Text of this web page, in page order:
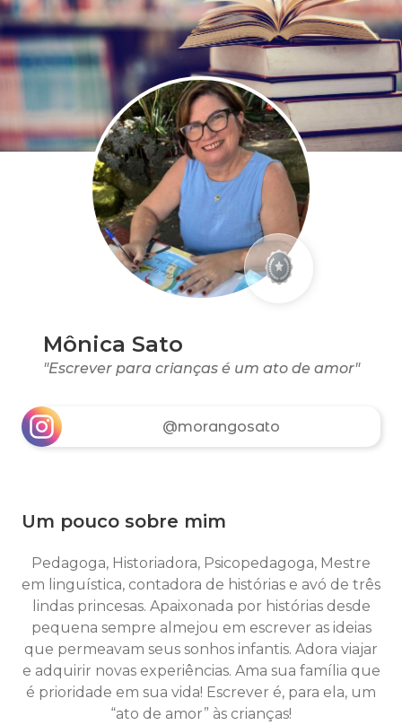
Mônica Sato
"Escrever para crianças é um ato de amor"
@morangosato
Um pouco sobre mim
Pedagoga, Historiadora, Psicopedagoga, Mestre
em linguística, contadora de histórias e avó de três
lindas princesas. Apaixonada por histórias desde
pequena sempre almejou em escrever as ideias
que permeavam seus sonhos infantis. Adora viajar
e adquirir novas experiências. Ama sua família que
é prioridade em sua vida! Escrever é, para ela, um
“ato de amor” às crianças!